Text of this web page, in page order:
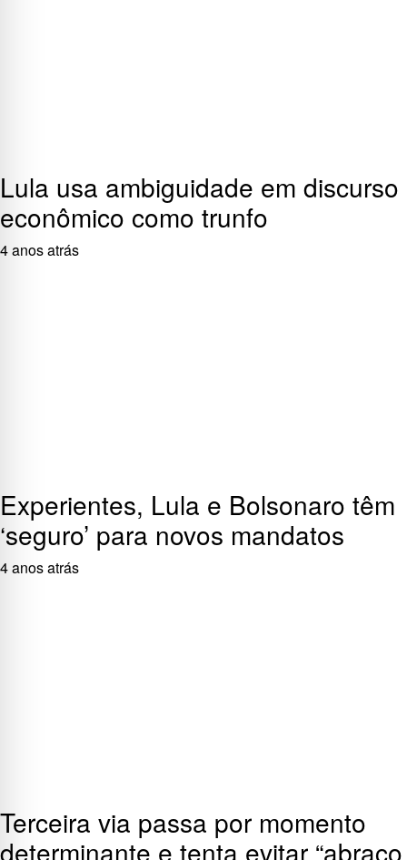
Lula usa ambiguidade em discurso
econômico como trunfo
4 anos atrás
Experientes, Lula e Bolsonaro têm
‘seguro’ para novos mandatos
4 anos atrás
Terceira via passa por momento
determinante e tenta evitar “abraço